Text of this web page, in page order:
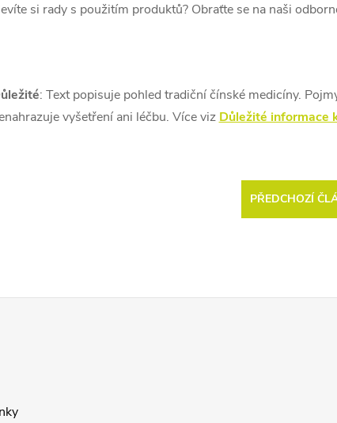
si rady s použitím produktů? Obraťte se na naši
: Text popisuje pohled tradiční čínské medicíny.
vyšetření ani léčbu. Více viz Důležité informace
PŘEDCHOZÍ